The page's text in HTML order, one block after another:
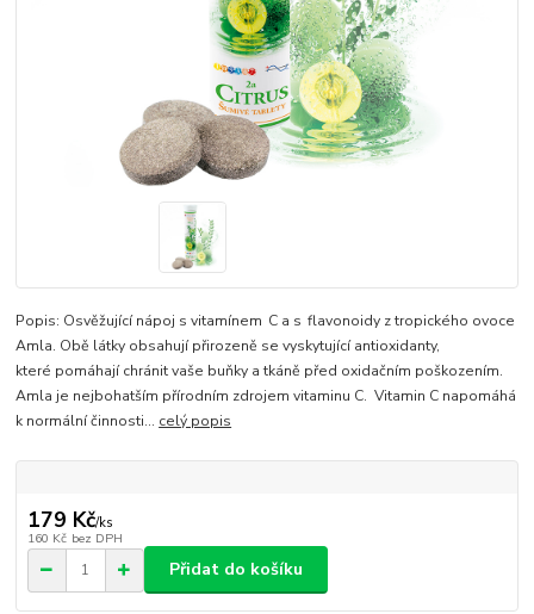
Popis: Osvěžující nápoj s vitamínem C a s flavonoidy z tropického ovoce
Amla. Obě látky obsahují přirozeně se vyskytující antioxidanty,
které pomáhají chránit vaše buňky a tkáně před oxidačním poškozením.
Amla je nejbohatším přírodním zdrojem vitaminu C. Vitamin C napomáhá
k normální činnosti... celý popis
179 Kč/ks
160 Kč bez DPH
Přidat do košíku